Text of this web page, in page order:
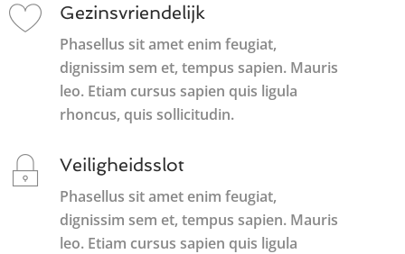
Gezinsvriendelijk
Phasellus sit amet enim feugiat,
dignissim sem et, tempus sapien. Mauris
leo. Etiam cursus sapien quis ligula
rhoncus, quis sollicitudin.
Veiligheidsslot
Phasellus sit amet enim feugiat,
dignissim sem et, tempus sapien. Mauris
leo. Etiam cursus sapien quis ligula